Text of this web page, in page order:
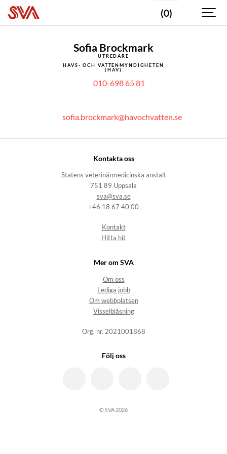
(0)
Sofia Brockmark
UTREDARE
HAVS- OCH VATTENMYNDIGHETEN
(HAV)
010-698 65 81
sofia.brockmark@havochvatten.se
Kontakta oss
Statens veterinärmedicinska anstalt
751 89 Uppsala
sva@sva.se
+46 18 67 40 00
Kontakt
Hitta hit
Mer om SVA
Om oss
Lediga jobb
Om webbplatsen
Visselblåsning
Org. nr. 2021001868
Följ oss
© SVA 2026